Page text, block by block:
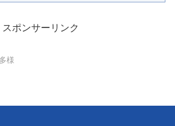
スポンサーリンク
様